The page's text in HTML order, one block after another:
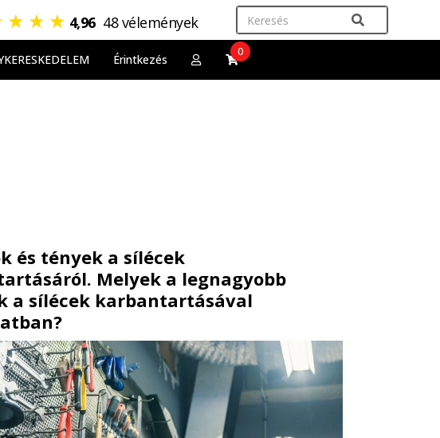
★ ★ ★ 4,96 48 vélemények
Érintkezés
0
és tények a sílécek
Melyek a legnagyobb
a sílécek karbantartásával